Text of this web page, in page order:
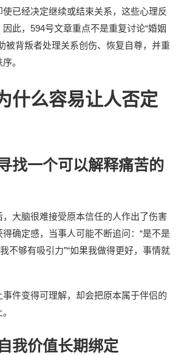
已经决定继续或结束关系，这些心理反
此，594号文章重点不是重复讨论“婚姻
被背叛者处理关系创伤、恢复自尊，并重
。
什么容易让人否定
找一个可以解释痛苦的
大脑很难接受原本信任的人作出了伤害
确定感，当事人可能不断追问：“是不是
不够有吸引力”“如果我做得更好，事情就
件变得可理解，却会把原本属于伴侣的
我价值长期绑定